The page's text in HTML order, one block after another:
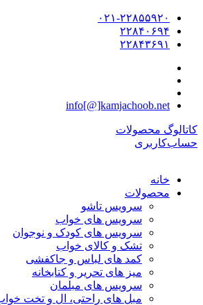
۰۲۱-۲۲۸۵۵۹۲۰
۲۲۸۴۰۶۹۴
۲۲۸۴۳۶۹۱
info[@]kamjachoob.net
کاتالوگ محصولات
حساب‌کاربری
خانه
محصولات
سرویس تاشو
سرویس های خواب
سرویس های کودک و نوجوان
تشک و کالای خواب
کمد های لباس و جاکفشی
میز های تحریر و کتابخانه
سرویس های مبلمان
مبل های راحتی، ال و تخت